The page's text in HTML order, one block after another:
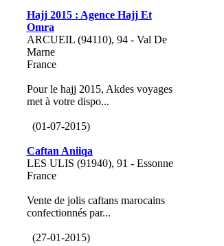
Hajj 2015 : Agence Hajj Et
Omra
ARCUEIL (94110), 94 - Val De
Marne
France
Pour le hajj 2015, Akdes voyages
met à votre dispo...
(01-07-2015)
Caftan Aniiqa
LES ULIS (91940), 91 - Essonne
France
Vente de jolis caftans marocains
confectionnés par...
(27-01-2015)